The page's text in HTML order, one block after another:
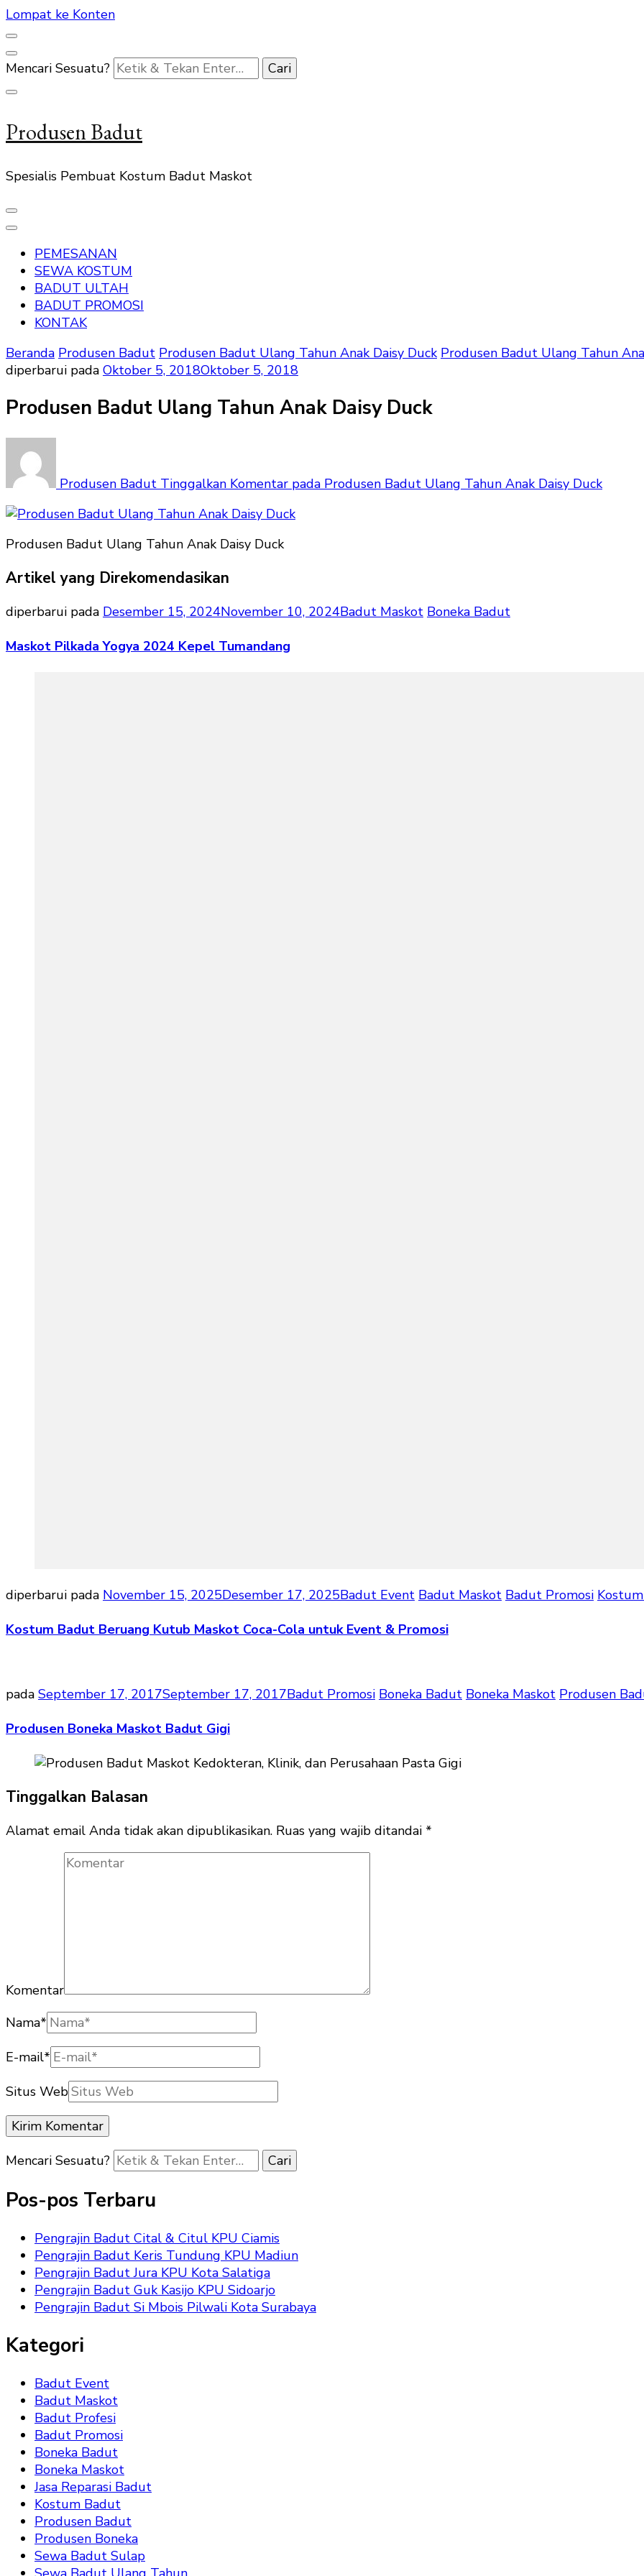
Lompat ke Konten
Mencari Sesuatu?
Produsen Badut
Spesialis Pembuat Kostum Badut Maskot
PEMESANAN
SEWA KOSTUM
BADUT ULTAH
BADUT PROMOSI
KONTAK
Beranda Produsen Badut Produsen Badut Ulang Tahun Anak Daisy Duck Produsen Badut Ulang Tahun
diperbarui pada Oktober 5, 2018Oktober 5, 2018
Produsen Badut Ulang Tahun Anak Daisy Duck
Produsen Badut Tinggalkan Komentar pada Produsen Badut Ulang Tahun Anak Daisy Duck
Produsen Badut Ulang Tahun Anak Daisy Duck
Artikel yang Direkomendasikan
diperbarui pada Desember 15, 2024November 10, 2024Badut Maskot Boneka Badut
Maskot Pilkada Yogya 2024 Kepel Tumandang
diperbarui pada November 15, 2025Desember 17, 2025Badut Event Badut Maskot Badut Promosi
Kostum Badut Beruang Kutub Maskot Coca-Cola untuk Event & Promosi
pada September 17, 2017September 17, 2017Badut Promosi Boneka Badut Boneka Maskot Produsen
Produsen Boneka Maskot Badut Gigi
Tinggalkan Balasan
Alamat email Anda tidak akan dipublikasikan. Ruas yang wajib ditandai *
Komentar
Nama*
E-mail*
Situs Web
Mencari Sesuatu?
Pos-pos Terbaru
Pengrajin Badut Cital & Citul KPU Ciamis
Pengrajin Badut Keris Tundung KPU Madiun
Pengrajin Badut Jura KPU Kota Salatiga
Pengrajin Badut Guk Kasijo KPU Sidoarjo
Pengrajin Badut Si Mbois Pilwali Kota Surabaya
Kategori
Badut Event
Badut Maskot
Badut Profesi
Badut Promosi
Boneka Badut
Boneka Maskot
Jasa Reparasi Badut
Kostum Badut
Produsen Badut
Produsen Boneka
Sewa Badut Sulap